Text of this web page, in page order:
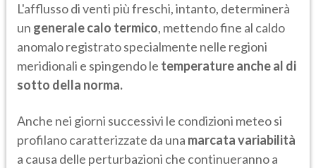
L'afflusso di venti più freschi, intanto, determinerà
un generale calo termico, mettendo fine al caldo
anomalo registrato specialmente nelle regioni
meridionali e spingendo le temperature anche al di
sotto della norma.
Anche nei giorni successivi le condizioni meteo si
profilano caratterizzate da una marcata variabilità
a causa delle perturbazioni che continueranno a